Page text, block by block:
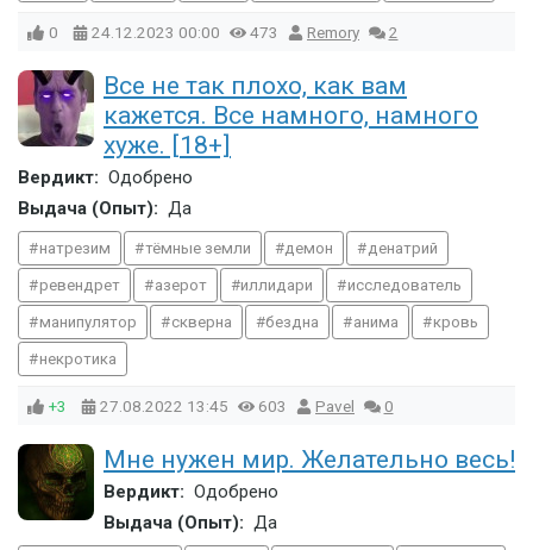
0 24.12.2023 00:00 473 Remory 2
Все не так плохо, как вам
кажется. Все намного, намного
хуже. [18+]
Вердикт: Одобрено
Выдача (Опыт): Да
натрезим тёмные земли демон денатрий
ревендрет азерот иллидари исследователь
манипулятор скверна бездна анима кровь
некротика
+3 27.08.2022 13:45 603 Pavel 0
Мне нужен мир. Желательно весь!
Вердикт: Одобрено
Выдача (Опыт): Да